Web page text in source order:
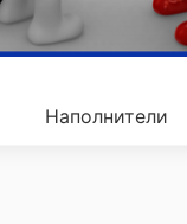
Наполнители